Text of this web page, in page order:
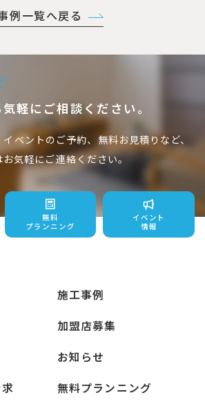
例一覧へ戻る
軽にご相談ください。
ベントのご予約、無料お見積りなど、
お気軽にご連絡ください。
無料
プランニング
イベント
情報
施工事例
加盟店募集
お知らせ
無料プランニング